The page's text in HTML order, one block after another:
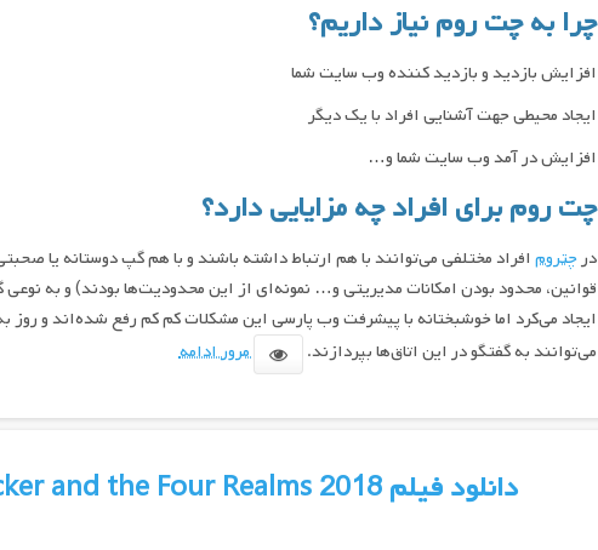
چرا به چت روم نیاز داریم؟
افزایش بازدید و بازدید کننده وب سایت شما
ایجاد محیطی جهت آشنایی افراد با یک دیگر
افزایش در آمد وب سایت شما و…
چت روم برای افراد چه مزایایی دارد؟
درچتروم افراد مختلفی می‌توانند با هم ارتباط داشته باشند و با هم گپ دوستانه یا
قوانین، محدود بودن امکانات مدیریتی و… نمونه‌ای از این محدودیت‌ها بودند) و به
ایجاد می‌کرد اما خوشبختانه با پیشرفت وب پارسی این مشکلات کم کم رفع شده‌اند و روز
می‌توانند به گفتگو در این اتاق‌ها بپردازند.
مرور ادامه
دانلود فیلم The Nutcracker and the Four Realms 2018 دوبله فارسی